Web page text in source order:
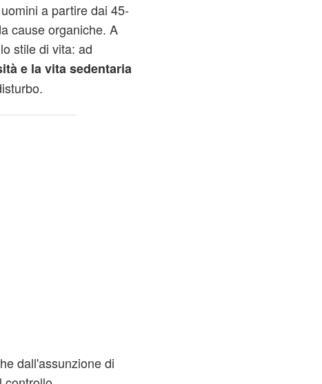
a partire dai 45-
cause organiche. A
stile di vita: ad
e la vita sedentaria
dall'assunzione di